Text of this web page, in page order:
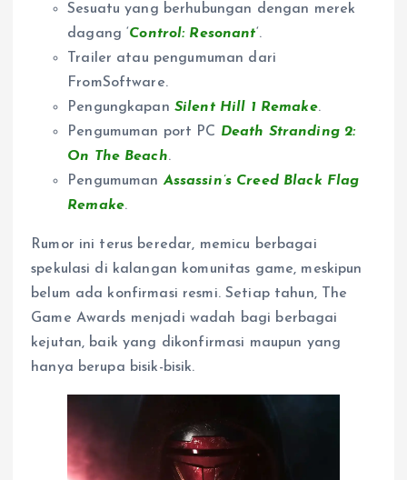
Sesuatu yang berhubungan dengan merek
dagang ‘Control: Resonant‘.
Trailer atau pengumuman dari
FromSoftware.
Pengungkapan Silent Hill 1 Remake.
Pengumuman port PC Death Stranding 2:
On The Beach.
Pengumuman Assassin’s Creed Black Flag
Remake.
Rumor ini terus beredar, memicu berbagai
spekulasi di kalangan komunitas game, meskipun
belum ada konfirmasi resmi. Setiap tahun, The
Game Awards menjadi wadah bagi berbagai
kejutan, baik yang dikonfirmasi maupun yang
hanya berupa bisik-bisik.